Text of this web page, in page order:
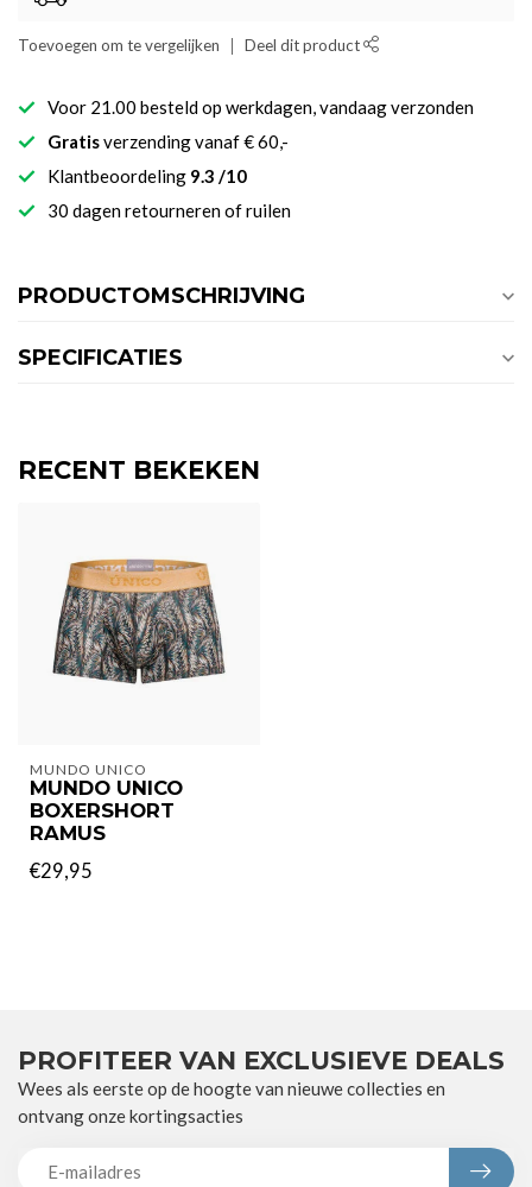
Toevoegen om te vergelijken Deel dit product
Voor 21.00 besteld op werkdagen, vandaag verzonden
Gratisverzending vanaf € 60,-
Klantbeoordeling 9.3 /10
30 dagen retourneren of ruilen
PRODUCTOMSCHRIJVING
SPECIFICATIES
RECENT BEKEKEN
MUNDO UNICO
MUNDO UNICO
BOXERSHORT
RAMUS
€29,95
PROFITEER VAN EXCLUSIEVE DEALS
Wees als eerste op de hoogte van nieuwe collecties en
ontvang onze kortingsacties